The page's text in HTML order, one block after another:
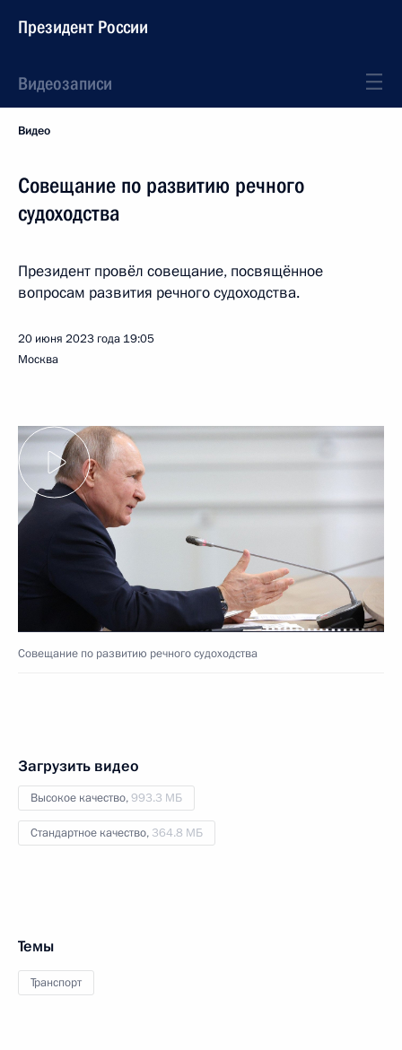
Президент России
Видеозаписи
Видео
Совещание по развитию речного
судоходства
Президент провёл совещание, посвящённое
вопросам развития речного судоходства.
20 июня 2023 года 19:05
Москва
Совещание по развитию речного судоходства
Загрузить видео
Высокое качество,993.3 МБ
Стандартное качество, 364.8 МБ
Темы
Транспорт